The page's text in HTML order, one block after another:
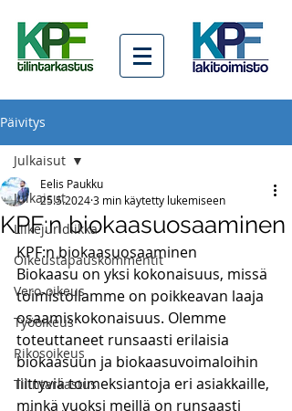
Päivitys
Julkaisut
Liikejuridiikka
Oikeustapauskommentit
Vero-oikeus
Työoikeus
Rikosoikeus
Tilintarkastus
Julkaisut
KPF:n biokaasuosaaminen
Eelis Paukku
25.5.20243 min käytetty lukemiseen
KPF:n biokaasuosaaminen
Biokaasu on yksi kokonaisuus, missä
toimistollamme on poikkeavan laaja
osaamiskokonaisuus. Olemme
toteuttaneet runsaasti erilaisia
biokaasuun ja biokaasuvoimaloihin
liittyviä toimeksiantoja eri asiakkaille,
minkä vuoksi meillä on runsaasti